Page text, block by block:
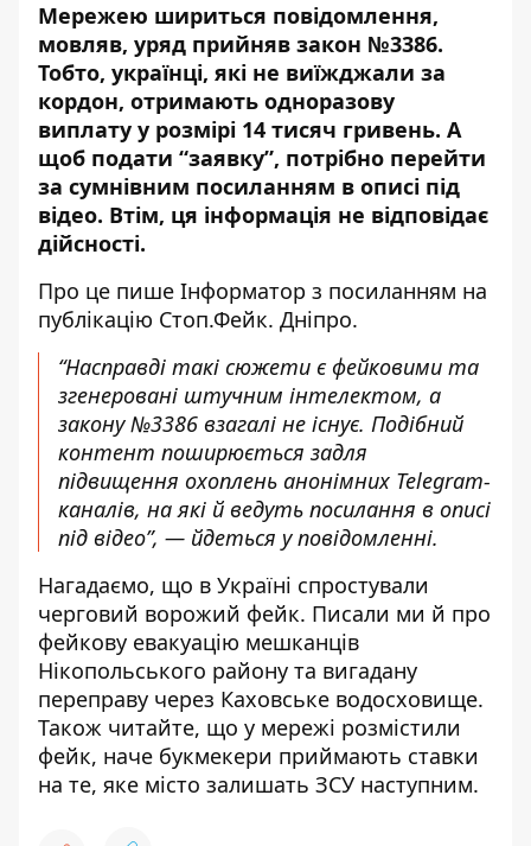
Мережею шириться повідомлення,
мовляв, уряд прийняв закон №3386.
Тобто, українці, які не виїжджали за
кордон, отримають одноразову
виплату у розмірі 14 тисяч гривень. А
щоб подати “заявку”, потрібно перейти
за сумнівним посиланням в описі під
відео. Втім, ця інформація не відповідає
дійсності.
Про це пише Інформатор з посиланням на
публікацію Стоп.Фейк. Дніпро.
“Насправді такі сюжети є фейковими та
згенеровані штучним інтелектом, а
закону №3386 взагалі не існує. Подібний
контент поширюється задля
підвищення охоплень анонімних Telegram-
каналів, на які й ведуть посилання в описі
під відео”, — йдеться у повідомленні.
Нагадаємо, що в Україні спростували
черговий ворожий фейк. Писали ми й про
фейкову евакуацію мешканців
Нікопольського району та вигадану
переправу через Каховське водосховище.
Також читайте, що у мережі розмістили
фейк, наче букмекери приймають ставки
на те, яке місто залишать ЗСУ наступним.